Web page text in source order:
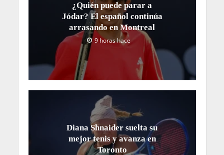
¿Quién puede parar a
Jódar? El español continúa
arrasando en Montreal
9 horas hace
Diana Shnaider suelta su
mejor tenis y avanza en
Toronto